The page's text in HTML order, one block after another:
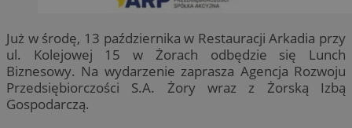
Już w środę, 13 października w Restauracji Arkadia przy
ul. Kolejowej 15 w Żorach odbędzie się Lunch
Biznesowy. Na wydarzenie zaprasza Agencja Rozwoju
Przedsiębiorczości S.A. Żory wraz z Żorską Izbą
Gospodarczą.